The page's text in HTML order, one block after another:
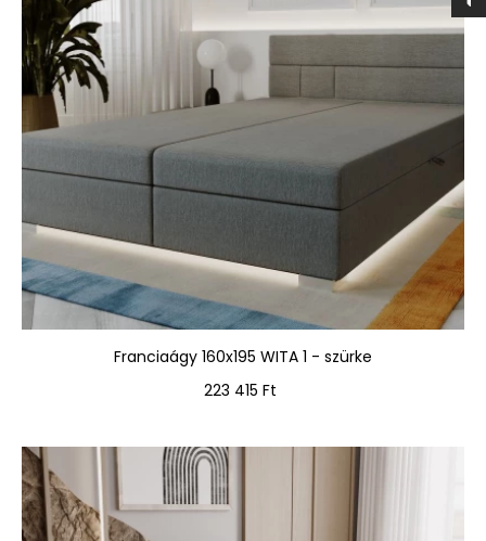
Franciaágy 160x195 WITA 1 - szürke
Ár
223 415 Ft